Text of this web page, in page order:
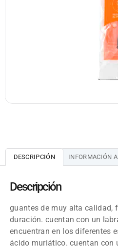
DESCRIPCIÓN INFORMACIÓN
Descripción
guantes de muy alta calidad,
duración. cuentan con un
encuentran en los diferentes
ácido muriático. cuentan con